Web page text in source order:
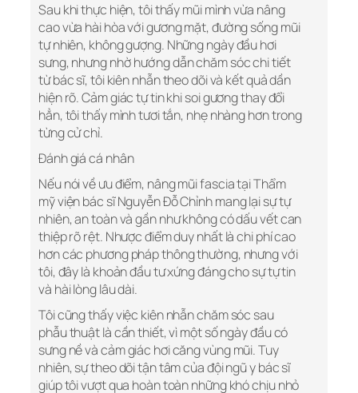
Sau khi thực hiện, tôi thấy mũi mình vừa nâng
cao vừa hài hòa với gương mặt, đường sống mũi
tự nhiên, không gượng. Những ngày đầu hơi
sưng, nhưng nhờ hướng dẫn chăm sóc chi tiết
từ bác sĩ, tôi kiên nhẫn theo dõi và kết quả dần
hiện rõ. Cảm giác tự tin khi soi gương thay đổi
hẳn, tôi thấy mình tươi tắn, nhẹ nhàng hơn trong
từng cử chỉ.
Đánh giá cá nhân
Nếu nói về ưu điểm, nâng mũi fascia tại Thẩm
mỹ viện bác sĩ Nguyễn Đỗ Chỉnh mang lại sự tự
nhiên, an toàn và gần như không có dấu vết can
thiệp rõ rệt. Nhược điểm duy nhất là chi phí cao
hơn các phương pháp thông thường, nhưng với
tôi, đây là khoản đầu tư xứng đáng cho sự tự tin
và hài lòng lâu dài.
Tôi cũng thấy việc kiên nhẫn chăm sóc sau
phẫu thuật là cần thiết, vì một số ngày đầu có
sưng nề và cảm giác hơi căng vùng mũi. Tuy
nhiên, sự theo dõi tận tâm của đội ngũ y bác sĩ
giúp tôi vượt qua hoàn toàn những khó chịu nhỏ